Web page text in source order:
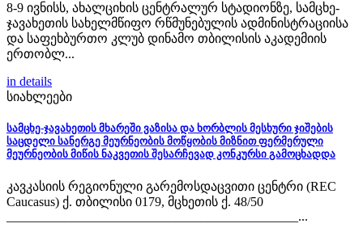
8-9 ივნისს, ახალციხის ცენტრალურ სტადიონზე, სამცხე-
ჯავახეთის სახელმწიფო რწმუნებულის ადმინისტრაციისა
და საფეხბურთო კლუბ დინამო თბილისის აკადემიის
ერთობლ...
in details
სიახლეები
სამცხე-ჯავახეთის მხარეში ვაზისა და ხორბლის მესხური ჯიშების
საცდელი სანერგე მეურნეობის მოწყობის მიზნით ფერმერული
მეურნეობის მიწის ნაკვეთის შესარჩევად კონკურსი გამოცხადდა
კავკასიის რეგიონული გარემოსდაცვითი ცენტრი (REC
Caucasus) ქ. თბილისი 0179, მცხეთის ქ. 48/50
_____________________________________________...